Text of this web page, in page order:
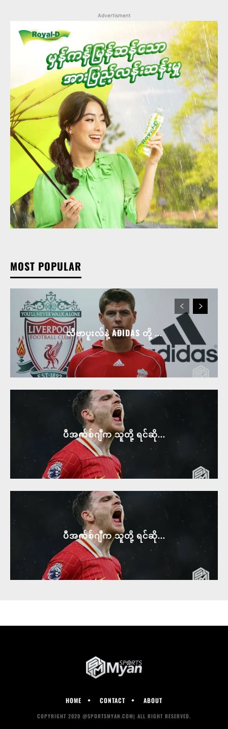
Advertisment
MOST POPULAR
လီဗာပူးလ်နဲ့ ADIDAS တို့ ...
ပီအက်စ်ဂျီက သူတို့ ရင်ဆို...
ပီအက်စ်ဂျီက သူတို့ ရင်ဆို...
HOME CONTACT ABOUT
COPYRIGHT 2020 @SPORTSMYAN.COM| ALL RIGHT RESERVED.